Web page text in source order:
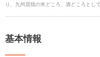
り、九州屈指の米どころ、酒どころとし
の。魅力たっぷりの佐賀県をご紹介します
基本情報